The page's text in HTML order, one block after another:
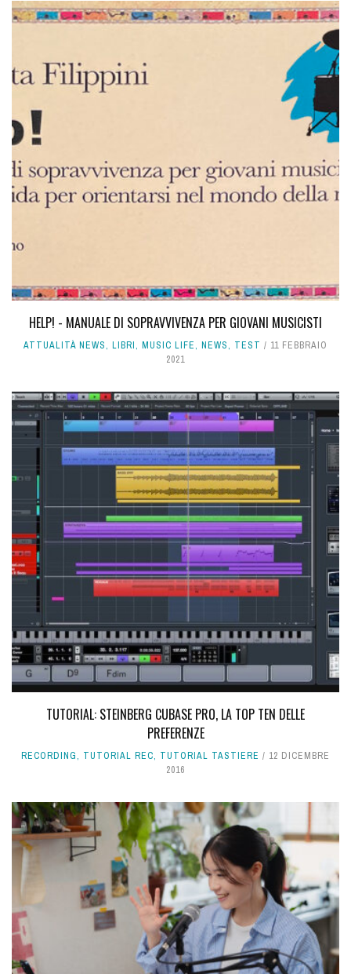
HELP! - MANUALE DI SOPRAVVIVENZA PER GIOVANI MUSICISTI
ATTUALITÀ NEWS, LIBRI, MUSIC LIFE, NEWS, TEST
11 FEBBRAIO
2021
TUTORIAL: STEINBERG CUBASE PRO, LA TOP TEN DELLE
PREFERENZE
RECORDING, TUTORIAL REC, TUTORIAL TASTIERE
12 DICEMBRE
2016